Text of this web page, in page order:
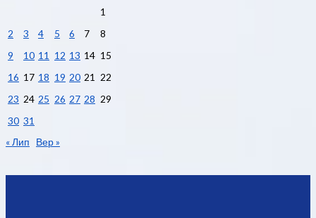
1
2
3 4 5 6 7
8
9
10 11 12 13 14 15
16 17 18 19 20 21
22
23 24 25 26 27 28 29
30 31
« Лип
Вер »